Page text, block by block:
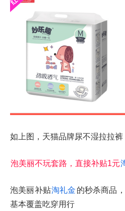
如上图，天猫品牌尿不湿拉拉
泡美丽不玩套路，直接补贴1元
泡美丽补贴淘礼金 的秒杀商品
基本覆盖吃穿用行